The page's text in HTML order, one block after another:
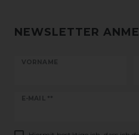
NEWSLETTER
VORNAME
E-MAIL **
Newsletter